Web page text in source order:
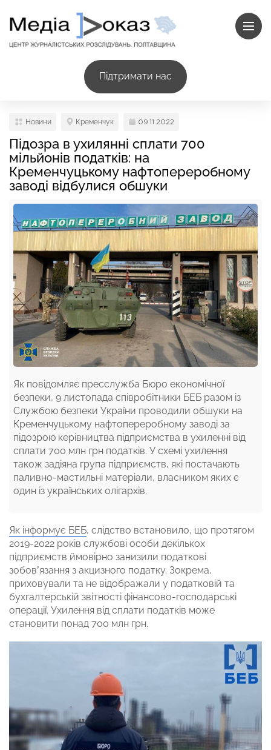
Підтримати нас
Новини Кременчук 09.11.2022
Підозра в ухилянні сплати 700
мільйонів податків: на
Кременчуцькому нафтопереробному
заводі відбулися обшуки
Як повідомляє пресслужба Бюро економічної
безпеки, 9 листопада співробітники БЕБ разом із
Службою безпеки України проводили обшуки на
Кременчуцькому нафтопереробному заводі за
підозрою керівництва підприємства в ухиленні від
сплати 700 млн грн податків. У схемі ухилення
також задіяна група підприємств, які постачають
паливно-мастильні матеріали, власником яких є
один із українських олігархів.
Як інформує БЕБ, слідство встановило, що протягом
2019-2022 років службові особи декількох
підприємств ймовірно занизили податкові
зобов’язання з акцизного податку. Зокрема,
приховували та не відображали у податковій та
бухгалтерській звітності фінансово-господарські
операції. Ухилення від сплати податків може
становити понад 700 млн грн.